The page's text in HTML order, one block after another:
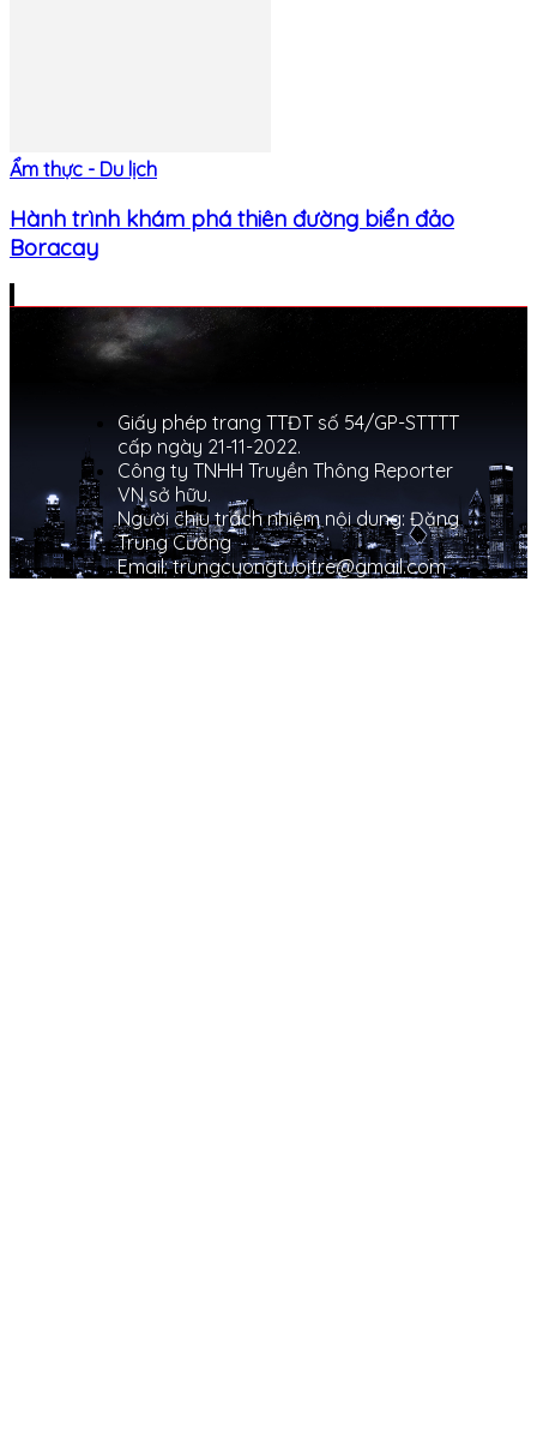
Ẩm thực - Du lịch
Hành trình khám phá thiên đường biển đảo
Boracay
Giấy phép trang TTĐT số 54/GP-STTTT
cấp ngày 21-11-2022.
Công ty TNHH Truyền Thông Reporter
VN sở hữu.
Người chịu trách nhiệm nội dung: Đặng
Trung Cường
Email: trungcuongtuoitre@gmail.com